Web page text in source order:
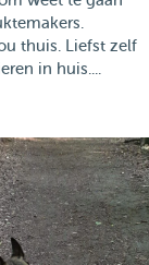
thuis. Liefst zelf
in huis....